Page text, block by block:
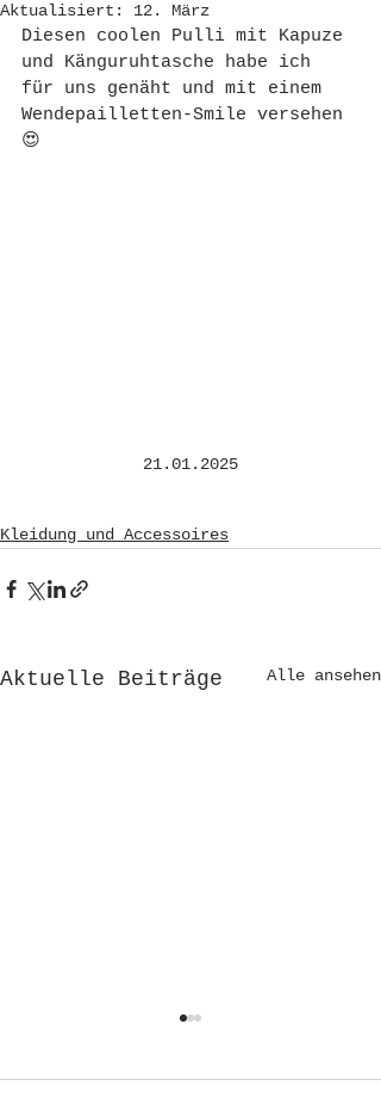
Aktualisiert: 12. März
Diesen coolen Pulli mit Kapuze
und Känguruhtasche habe ich
für uns genäht und mit einem
Wendepailletten-Smile versehen
😍
21.01.2025
Kleidung und Accessoires
Aktuelle Beiträge Alle ansehen